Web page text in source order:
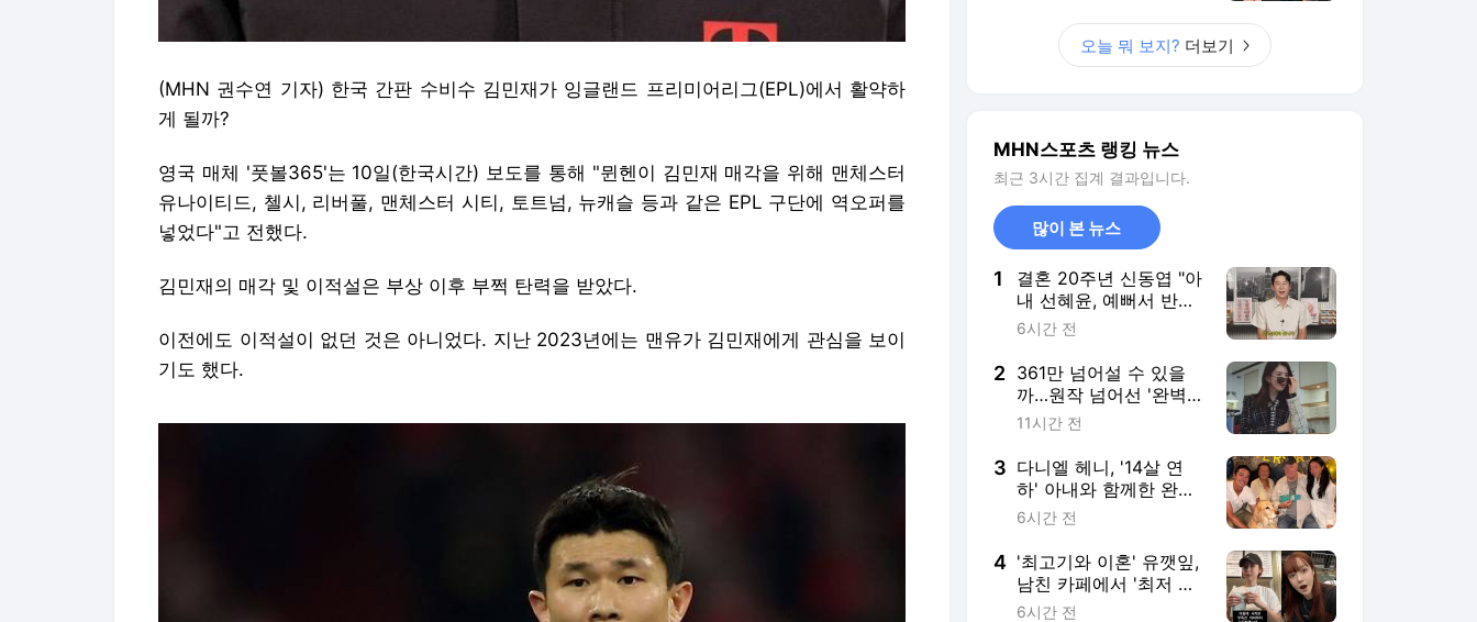
(MHN 권수연 기자) 한국 간판 수비수 김민재가 잉글랜드 프리미어리그(EPL)에서 활약하
게 될까?
영국 매체 '풋볼365'는 10일(한국시간) 보도를 통해 "뮌헨이 김민재 매각을 위해 맨체스터
유나이티드, 첼시, 리버풀, 맨체스터 시티, 토트넘, 뉴캐슬 등과 같은 EPL 구단에 역오퍼를
넣었다"고 전했다.
김민재의 매각 및 이적설은 부상 이후 부쩍 탄력을 받았다.
이전에도 이적설이 없던 것은 아니었다. 지난 2023년에는 맨유가 김민재에게 관심을 보이
기도 했다.
오늘 뭐 보지? 더보기
MHN스포츠 랭킹 뉴스
최근 3시간 집계 결과입니다.
많이 본 뉴스
1
결혼 20주년 신동엽 "아
내 선혜윤, 예뻐서 반했
다" [MHN:픽]
6시간 전
2 361만 넘어설 수 있을
까…원작 넘어선 '완벽
싱크로율' 캐스팅으로
품 ('인턴')
11시간 전
3 다니엘 헤니, '14살 연
하' 아내와 함께한 완전
체 가족사진…달달하네
6시간 전
4 '최고기와 이혼' 유깻잎,
남친 카페에서 '최저 임
금' 알바 중…"양육비 지
6시간 전